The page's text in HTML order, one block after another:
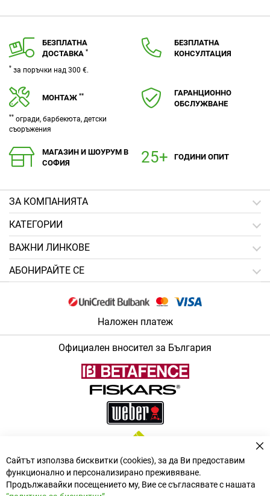
БЕЗПЛАТНА
ДОСТАВКА *
* за поръчки над 300 €.
БЕЗПЛАТНА
КОНСУЛТАЦИЯ
МОНТАЖ **
** огради, барбекюта, детски
съоръжения
ГАРАНЦИОННО
ОБСЛУЖВАНЕ
МАГАЗИН И ШОУРУМ В
СОФИЯ
ГОДИНИ ОПИТ
ЗA КОМПАНИЯТА
КАТЕГОРИИ
ВАЖНИ ЛИНКОВЕ
АБОНИРАЙТЕ СЕ
Наложен платеж
Официален вносител за България
Сайтът използва бисквитки (cookies), за да Ви предоставим
функционално и персонализирано преживяване.
Продължавайки посещението му, Вие се съгласявате с нашата